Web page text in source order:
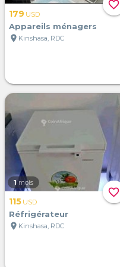
favorite_border
179 USD
Appareils ménagers
location_on Kinshasa, RDC
favorite_border
1 mois
115 USD
Réfrigérateur
location_on Kinshasa, RDC